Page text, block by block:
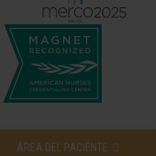
ÁREA DEL PACIENTE